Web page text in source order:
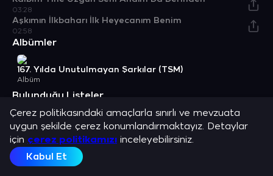
03:28
Aşkımın İlkbaharı İlk Heyecanım Benim
02:58
Albümler
167. Yılda Unutulmayan Şarkılar (TSM)
Albüm
Bulunduğu Listeler
En Çok Dinlenenler 2025: Türk Sanat Müziği
Benzer Sanatçılar
Çerez politikasındaki amaçlarla sınırlı ve mevzuata
uygun şekilde çerez konumlandırmaktayız. Detaylar
için çerez politikamızı inceleyebilirsiniz.
Kabul Et